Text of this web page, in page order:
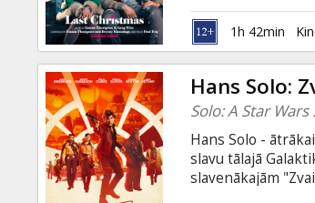
un nesavtīgs, lai
ka Keitai un
Taču dažkārt ir
1h 42min
Hans Solo:
Solo: A Star Wars
Hans Solo -
slavu tālajā
slavenākajām